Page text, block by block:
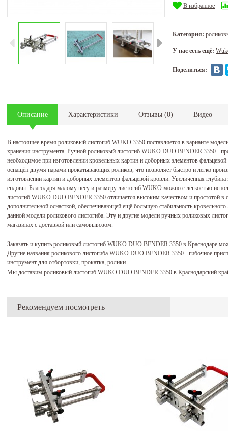
В избранное
Категория:
У нас есть ещё:
Поделиться:
Описание Характеристики Отзывы (0) Видео
В настоящее время роликовый листогиб WUKO 3350 поставляется в варианте
хранения инструмента. Ручной роликовый листогиб WUKO DUO BENDER 3350 -
необходимое при изготовлении кровельных картин и доборных элементов
оснащён двумя парами прокатывающих роликов, что позволяет быстро и легко
изготовлении картин и доборных элементов фальцевой кровли. Увеличенная
ендовы. Благодаря малому весу и размеру листогиб WUKO можно с лёгкостью
листогиб WUKO DUO BENDER 3350 отличается высоким качеством и простотой
дополнительной оснасткой , обеспечивающей ещё большую стабильность
данной модели роликового листогиба. Эту и другие модели ручных роликовых
магазинах с доставкой или самовывозом.
Заказать и купить роликовый листогиб WUKO DUO BENDER 3350 в Краснодаре
Другие названия роликового листогиба WUKO DUO BENDER 3350 - гибочное
инструмент для отбортовки, прокатка, ролики
Мы доставим роликовый листогиб WUKO DUO BENDER 3350 в Краснодарский
Рекомендуем посмотреть